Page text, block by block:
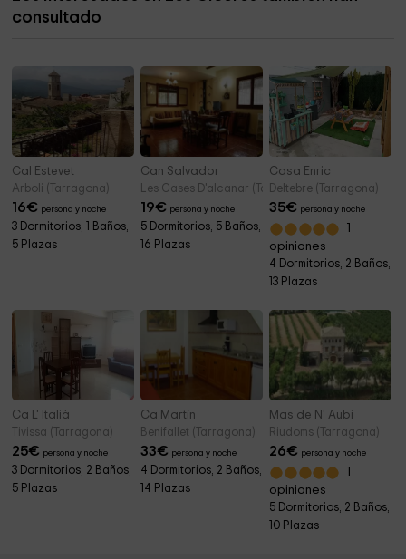
consultado
Cal Estevet
Arboli (Tarragona)
16€ persona y noche
3 Dormitorios, 1 Baños,
5 Plazas
Can Salvador
Les Cases D'alcanar (Tarragona)
19€ persona y noche
5 Dormitorios, 5 Baños,
16 Plazas
Casa Enric
Deltebre (Tarragona)
35€ persona y noche
opiniones
4 Dormitorios, 2 Baños,
13 Plazas
Ca L' Italià
Tivissa (Tarragona)
25€ persona y noche
3 Dormitorios, 2 Baños,
5 Plazas
Ca Martín
Benifallet (Tarragona)
33€ persona y noche
4 Dormitorios, 2 Baños,
14 Plazas
Mas de N' Aubi
Riudoms (Tarragona)
26€ persona y noche
opiniones
5 Dormitorios, 2 Baños,
10 Plazas